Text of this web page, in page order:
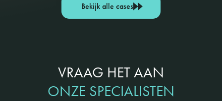
Bekijk alle cases
VRAAG HET AAN
ONZE SPECIALISTEN